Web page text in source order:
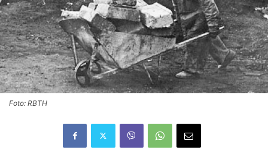
Foto: RBTH